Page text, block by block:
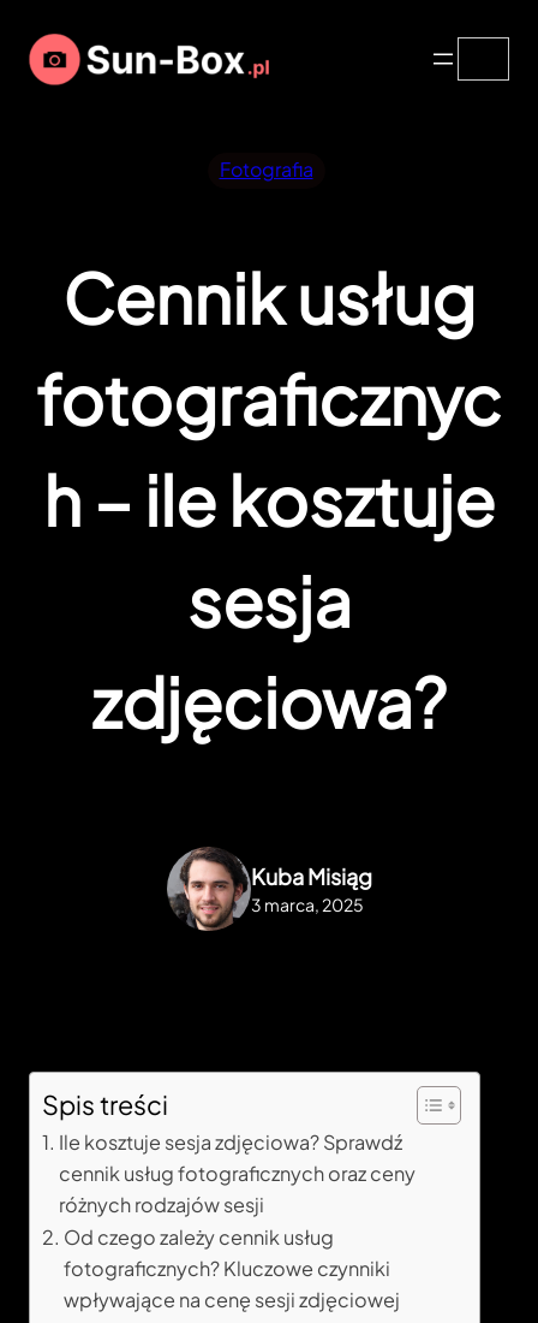
do
treści
Fotografia
Cennik usług
fotograficznyc
h – ile kosztuje
sesja
zdjęciowa?
Kuba Misiąg
3 marca, 2025
Spis treści
Ile kosztuje sesja zdjęciowa? Sprawdź
cennik usług fotograficznych oraz ceny
różnych rodzajów sesji
Od czego zależy cennik usług
fotograficznych? Kluczowe czynniki
wpływające na cenę sesji zdjęciowej